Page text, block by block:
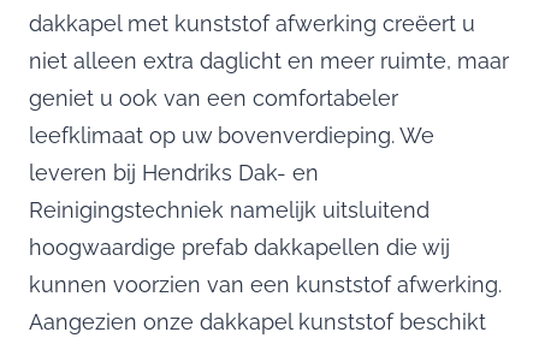
dakkapel met kunststof afwerking creëert u
niet alleen extra daglicht en meer ruimte, maar
geniet u ook van een comfortabeler
leefklimaat op uw bovenverdieping. We
leveren bij Hendriks Dak- en
Reinigingstechniek namelijk uitsluitend
hoogwaardige prefab dakkapellen die wij
kunnen voorzien van een kunststof afwerking.
Aangezien onze dakkapel kunststof beschikt